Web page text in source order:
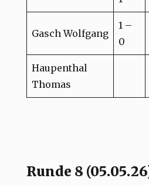
Gasch Wolfgang
1 –
0
Haupenthal
Thomas
Runde 8